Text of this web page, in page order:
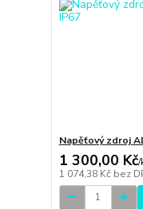
Napěťový zdroj
1 300,00 Kč/
1 074,38 Kč bez